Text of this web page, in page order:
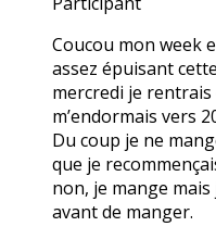
Coucou mon week
assez épuisant
mercredi je rentrais
m’endormais vers
Du coup je ne
que je
non, je mange
avant de manger.